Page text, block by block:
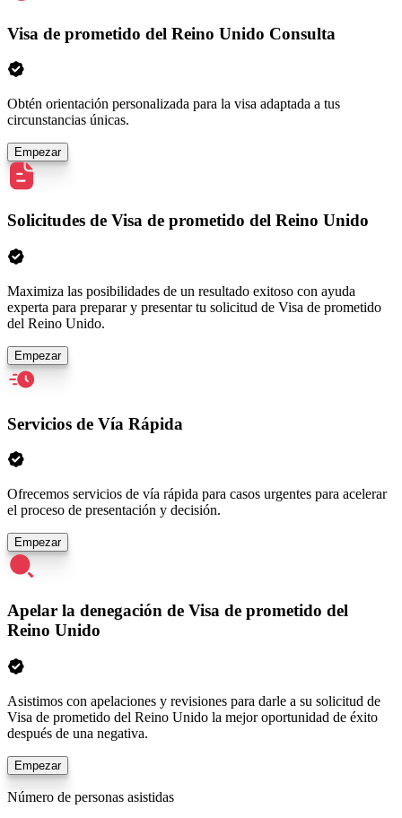
Visa de prometido del Reino Unido Consulta
Obtén orientación personalizada para la visa adaptada a tus
circunstancias únicas.
Empezar
Solicitudes de Visa de prometido del Reino Unido
Maximiza las posibilidades de un resultado exitoso con ayuda
experta para preparar y presentar tu solicitud de Visa de prometido
del Reino Unido.
Empezar
Servicios de Vía Rápida
Ofrecemos servicios de vía rápida para casos urgentes para acelerar
el proceso de presentación y decisión.
Empezar
Apelar la denegación de Visa de prometido del
Reino Unido
Asistimos con apelaciones y revisiones para darle a su solicitud de
Visa de prometido del Reino Unido la mejor oportunidad de éxito
después de una negativa.
Empezar
Número de personas asistidas